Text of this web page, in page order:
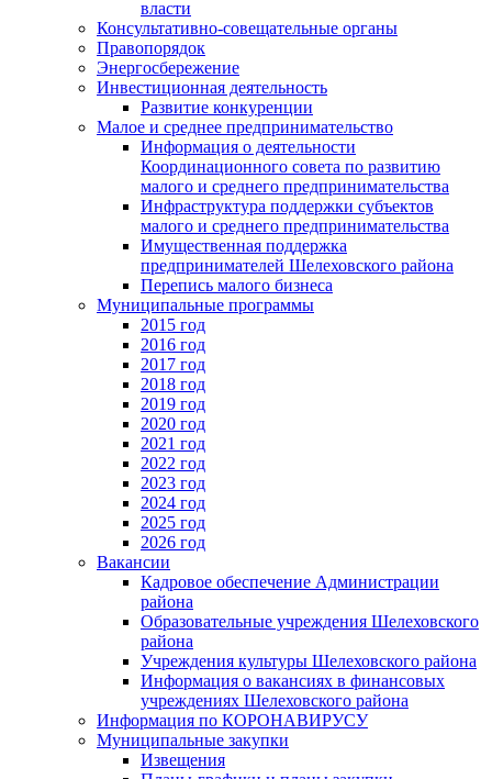
власти
Консультативно-совещательные органы
Правопорядок
Энергосбережение
Инвестиционная деятельность
Развитие конкуренции
Малое и среднее предпринимательство
Информация о деятельности
Координационного совета по развитию
малого и среднего предпринимательства
Инфраструктура поддержки субъектов
малого и среднего предпринимательства
Имущественная поддержка
предпринимателей Шелеховского района
Перепись малого бизнеса
Муниципальные программы
2015 год
2016 год
2017 год
2018 год
2019 год
2020 год
2021 год
2022 год
2023 год
2024 год
2025 год
2026 год
Вакансии
Кадровое обеспечение Администрации
района
Образовательные учреждения Шелеховского
района
Учреждения культуры Шелеховского района
Информация о вакансиях в финансовых
учреждениях Шелеховского района
Информация по КОРОНАВИРУСУ
Муниципальные закупки
Извещения